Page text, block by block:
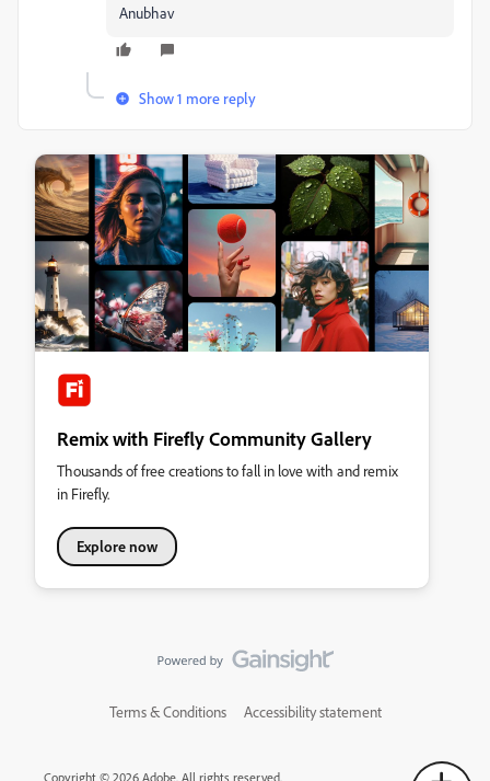
Anubhav
Show 1 more reply
Remix with Firefly Community Gallery
Thousands of free creations to fall in love with and remix
in Firefly.
Explore now
Terms & Conditions Accessibility statement
Copyright © 2026 Adobe. All rights reserved.